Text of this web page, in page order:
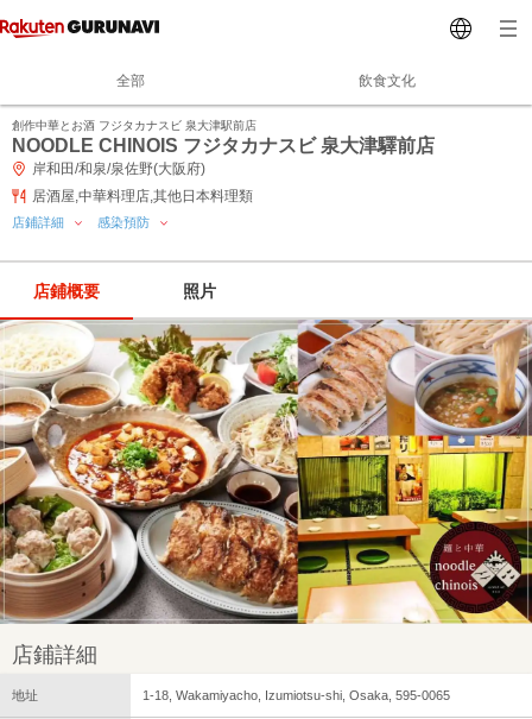
全部 飲食文化
創作中華とお酒 フジタカナスビ 泉大津駅前店
NOODLE CHINOIS フジタカナスビ 泉大津驛前店
岸和田/和泉/泉佐野(大阪府)
居酒屋,中華料理店,其他日本料理類
店鋪詳細 感染預防
店鋪概要 照片
店鋪詳細
地址 1-18, Wakamiyacho, Izumiotsu-shi, Osaka, 595-0065